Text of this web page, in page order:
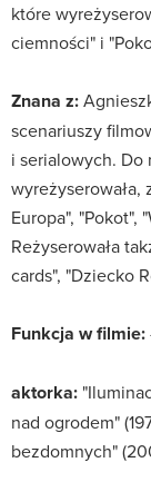
które
ciemności" i
Znana z:
scenariuszy
i serialowych.
wyreżyserowała,
Europa", "Pokot",
Reżyserowała
cards", "Dziecko
Funkcja w filmie:
aktorka:
nad ogrodem"
bezdomnych"